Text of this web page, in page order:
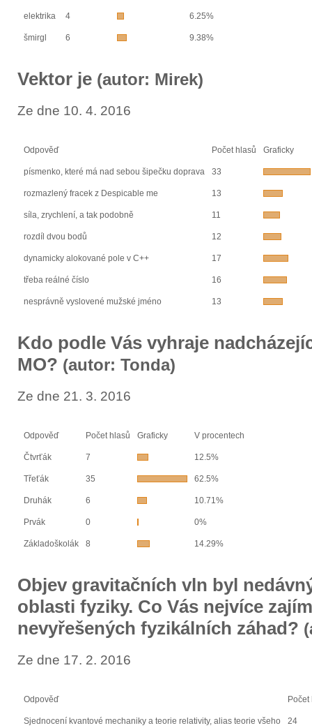
elektrika 4 6.25%
šmirgl 6 9.38%
Vektor je (autor: Mirek)
Ze dne 10. 4. 2016
Odpověď Počet hlasů Graficky
písmenko, které má nad sebou šipečku doprava 33
rozmazlený fracek z Despicable me 13
síla, zrychlení, a tak podobně 11
rozdíl dvou bodů 12
dynamicky alokované pole v C++ 17
třeba reálné číslo 16
nesprávně vyslovené mužské jméno 13
Kdo podle Vás vyhraje
MO? (autor: Tonda)
Ze dne 21. 3. 2016
Odpověď Počet hlasů Graficky V procentech
Čtvrťák 7 12.5%
Třeťák 35 62.5%
Druhák 6 10.71%
Prvák 0 0%
Základoškolák 8 14.29%
Objev gravitačních vln byl
oblasti fyziky. Co Vás nejvíce
nevyřešených fyzikálních záhad?
Ze dne 17. 2. 2016
Odpověď Počet
Sjednocení kvantové mechaniky a teorie relativity, alias teorie všeho 24